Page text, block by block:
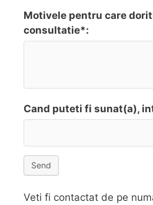
Motivele pentru care
consultatie*:
Cand puteti fi sunat(a),
Send
Veti fi contactat de pe